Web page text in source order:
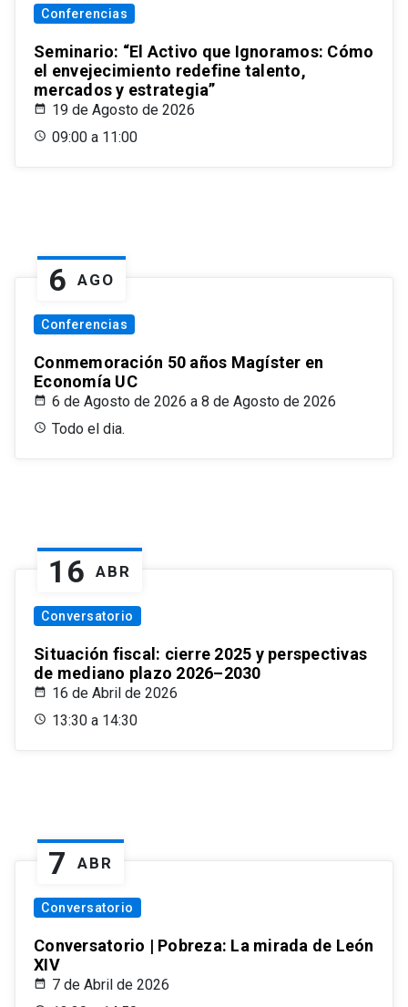
Conferencias
Seminario: “El Activo que Ignoramos: Cómo
el envejecimiento redefine talento,
mercados y estrategia”
19 de Agosto de 2026
09:00 a 11:00
6 AGO
Conferencias
Conmemoración 50 años Magíster en
Economía UC
6 de Agosto de 2026 a 8 de Agosto de 2026
Todo el dia.
16 ABR
Conversatorio
Situación fiscal: cierre 2025 y perspectivas
de mediano plazo 2026–2030
16 de Abril de 2026
13:30 a 14:30
7 ABR
Conversatorio
Conversatorio | Pobreza: La mirada de León
XIV
7 de Abril de 2026